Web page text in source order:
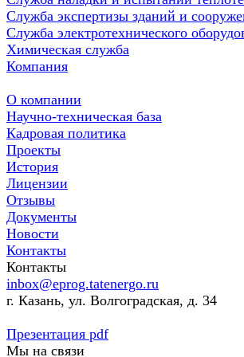
Служба экспертизы зданий и
Служба электротехнического
Химическая служба
Компания
О компании
Научно-техническая база
Кадровая политика
Проекты
История
Лицензии
Отзывы
Документы
Новости
Контакты
Контакты
inbox@eprog.tatenergo.ru
г. Казань, ул. Волгоградская, д. 34
Презентация pdf
Мы на связи